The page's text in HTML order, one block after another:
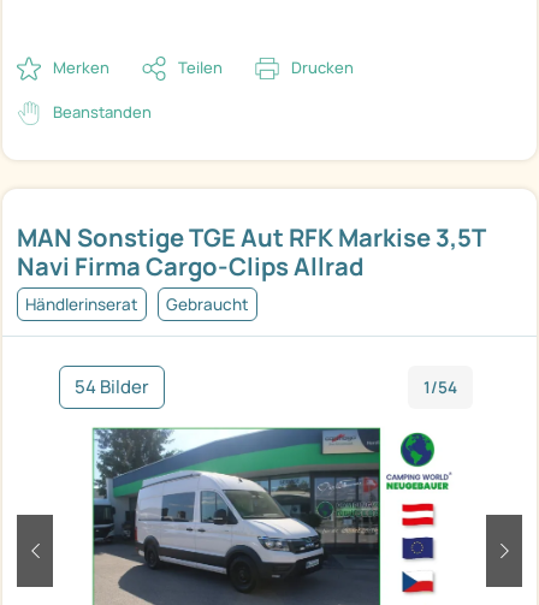
MAN Sonstige TGE Aut RFK Markise 3,5T
Navi Firma Cargo-Clips Allrad
Händlerinserat Gebraucht
54 Bilder 1/54
zurück
Merken Teilen Drucken
Beanstanden